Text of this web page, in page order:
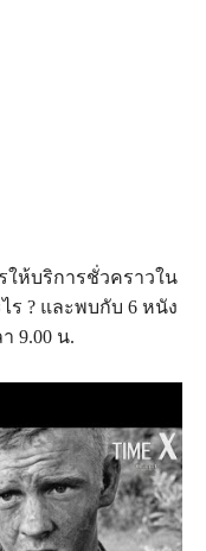
รให้บริการชั่วคราวใน
ร ? และพบกับ 6 หนัง
9.00 น.